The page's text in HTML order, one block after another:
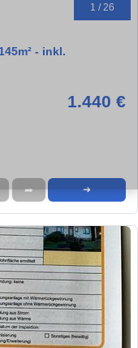
1 / 26
- inkl.
1.440 €
➦ ➜